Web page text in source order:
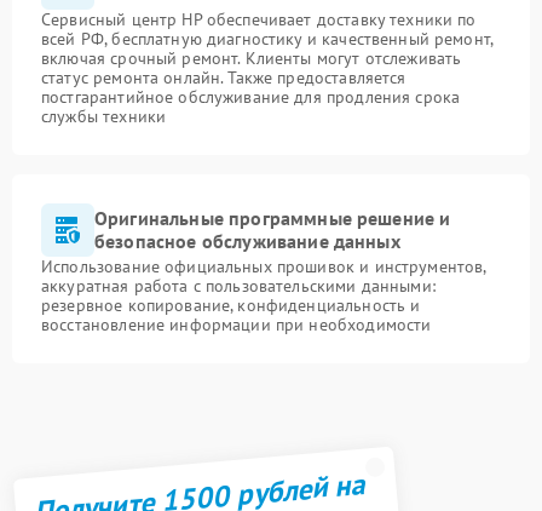
Сервисный центр HP обеспечивает доставку техники по
всей РФ, бесплатную диагностику и качественный ремонт,
включая срочный ремонт. Клиенты могут отслеживать
статус ремонта онлайн. Также предоставляется
постгарантийное обслуживание для продления срока
службы техники
Оригинальные программные решение и
безопасное обслуживание данных
Использование официальных прошивок и инструментов,
аккуратная работа с пользовательскими данными:
резервное копирование, конфиденциальность и
восстановление информации при необходимости